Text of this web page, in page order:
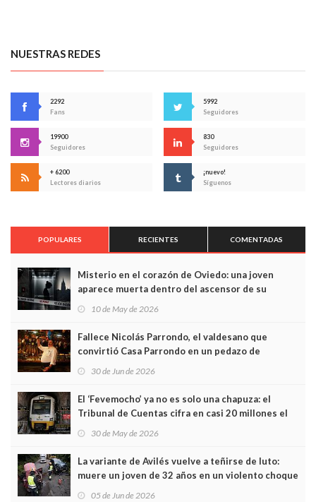
NUESTRAS REDES
2292
Fans
5992
Seguidores
19900
Seguidores
830
Seguidores
+ 6200
Lectores diarios
¡nuevo!
Síguenos
POPULARES RECIENTES COMENTADAS
Misterio en el corazón de Oviedo: una joven
aparece muerta dentro del ascensor de su
edificio y las cámaras captan sus últimos minutos
10 de May de 2026
Fallece Nicolás Parrondo, el valdesano que
convirtió Casa Parrondo en un pedazo de
Asturias en Madrid
30 de Jun de 2026
El ‘Fevemocho’ ya no es solo una chapuza: el
Tribunal de Cuentas cifra en casi 20 millones el
sobrecoste de los trenes que no cabían por los
30 de May de 2026
La variante de Avilés vuelve a teñirse de luto:
muere un joven de 32 años en un violento choque
frontal
05 de Jun de 2026